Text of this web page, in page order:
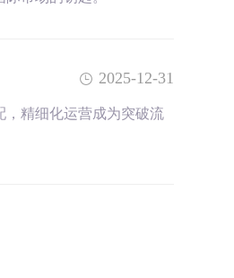
2025-12-31
，精细化运营成为突破流